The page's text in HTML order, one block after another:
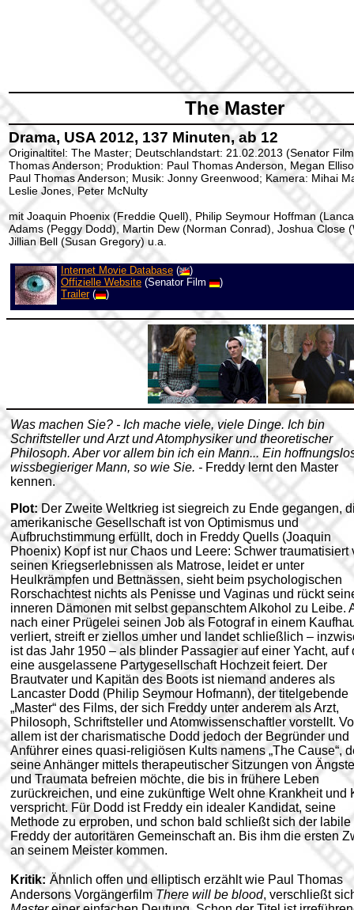
The Master
Drama, USA 2012, 137 Minuten, ab 12
Originaltitel: The Master; Deutschlandstart: 21.02.2013 (Senator
Thomas Anderson; Produktion: Paul Thomas Anderson, Megan
Paul Thomas Anderson; Musik: Jonny Greenwood; Kamera: Mihai
Leslie Jones, Peter McNulty
mit Joaquin Phoenix (Freddie Quell), Philip Seymour Hoffman
Adams (Peggy Dodd), Martin Dew (Norman Conrad), Joshua Close
Jillian Bell (Susan Gregory) u.a.
Internet Movie Database (
)
Offizielle Website (Senator Film
)
Trailer( )
Was machen Sie? - Ich mache viele, viele Dinge. Ich bin
Schriftsteller und Arzt und Atomphysiker und theoretischer
Philosoph. Aber vor allem bin ich ein Mann... Ein
wissbegieriger Mann, so wie Sie. - Freddy lernt den Master
kennen.
Plot: Der Zweite Weltkrieg ist siegreich zu Ende gegangen,
amerikanische Gesellschaft ist von Optimismus und
Aufbruchstimmung erfüllt, doch in Freddy Quells (Joaquin
Phoenix) Kopf ist nur Chaos und Leere: Schwer traumatisiert
seinen Kriegserlebnissen als Matrose, leidet er unter
Heulkrämpfen und Bettnässen, sieht beim psychologischen
Rorschachtest nichts als Penisse und Vaginas und rückt
inneren Dämonen mit selbst gepanschtem Alkohol zu Leibe.
nach einer Prügelei seinen Job als Fotograf in einem
verliert, streift er ziellos umher und landet schließlich –
ist das Jahr 1950 – als blinder Passagier auf einer Yacht, auf
eine ausgelassene Partygesellschaft Hochzeit feiert. Der
Brautvater und Kapitän des Boots ist niemand anderes als
Lancaster Dodd (Philip Seymour Hofmann), der titelgebende
„Master“ des Films, der sich Freddy unter anderem als Arzt,
Philosoph, Schriftsteller und Atomwissenschaftler vorstellt.
allem ist der charismatische Dodd jedoch der Begründer und
Anführer eines quasi-religiösen Kults namens „The Cause“,
seine Anhänger mittels therapeutischer Sitzungen von
und Traumata befreien möchte, die bis in frühere Leben
zurückreichen, und eine zukünftige Welt ohne Krankheit und
verspricht. Für Dodd ist Freddy ein idealer Kandidat, seine
Methode zu erproben, und schon bald schließt sich der labile
Freddy der autoritären Gemeinschaft an. Bis ihm die ersten
an seinem Meister kommen.
Kritik: Ähnlich offen und elliptisch erzählt wie Paul Thomas
Andersons Vorgängerfilm There will be blood, verschließt